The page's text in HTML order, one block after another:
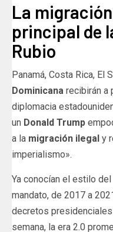
La
principal de
Rubio
Panamá, Costa Rica, El
Dominicana recibirán a
diplomacia
un Donald Trump
a la migración ilegal y
imperialismo».
Ya conocían el estilo
mandato, de 2017 a
decretos
semana, la era 2.0